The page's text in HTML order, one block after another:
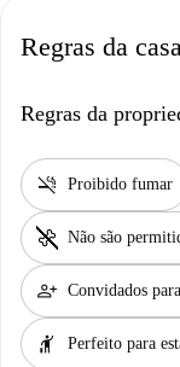
Regras da casa
Regras da
smoke_free Proibido fumar
pet_supplies Não são
person_add Convidados
hail Perfeito para